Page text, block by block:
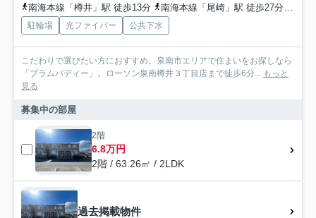
南海本線「樽井」駅 徒歩13分
南海本線「尾崎」駅 徒歩27分
駐輪場 光ファイバー 公共下水
こだわりで選びたい方におすすめ。泉南市エリアで住まいをお探しなら
「プラムパディー」。ローソン泉南樽井３丁目店まで徒歩6分...
もっと
見る
募集中の部屋
2階
6.8万円
2階 / 63.26㎡ / 2LDK
過去掲載物件